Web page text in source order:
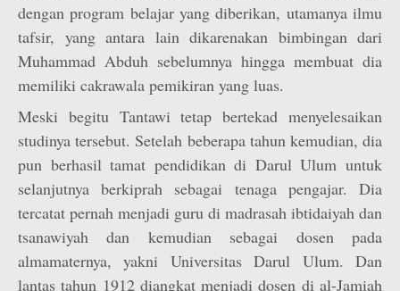
dengan program belajar yang diberikan, utamanya ilmu
tafsir, yang antara lain dikarenakan bimbingan dari
Muhammad Abduh sebelumnya hingga membuat dia
memiliki cakrawala pemikiran yang luas.
Meski begitu Tantawi tetap bertekad menyelesaikan
studinya tersebut. Setelah beberapa tahun kemudian, dia
pun berhasil tamat pendidikan di Darul Ulum untuk
selanjutnya berkiprah sebagai tenaga pengajar. Dia
tercatat pernah menjadi guru di madrasah ibtidaiyah dan
tsanawiyah dan kemudian sebagai dosen pada
almamaternya, yakni Universitas Darul Ulum. Dan
lantas tahun 1912 diangkat menjadi dosen di al-Jamiah